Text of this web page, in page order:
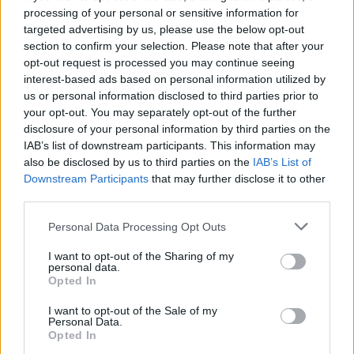
processing of your personal or sensitive information for
targeted advertising by us, please use the below opt-out
section to confirm your selection. Please note that after your
opt-out request is processed you may continue seeing
interest-based ads based on personal information utilized by
us or personal information disclosed to third parties prior to
your opt-out. You may separately opt-out of the further
disclosure of your personal information by third parties on the
IAB’s list of downstream participants. This information may
also be disclosed by us to third parties on the IAB’s List of
Downstream Participants that may further disclose it to other
Please note that this website/app uses one or more Google
not limited to your visit or usage behaviour. You may click to
grant or deny consent to Google and its third-party tags to
use your data for below specified purposes in below Google
consent section.
Personal Data Processing Opt Outs
I want to opt-out of the Sharing of my
personal data.
Opted In
I want to opt-out of the Sale of my
Personal Data.
Opted In
Vége a diákok szigorú étkezési
korlátozásának
Budapesti tankerületi központok vs. gyerekek